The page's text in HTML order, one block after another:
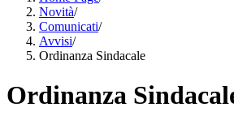
Novità/
Comunicati/
Avvisi/
Ordinanza Sindacale
Ordinanza